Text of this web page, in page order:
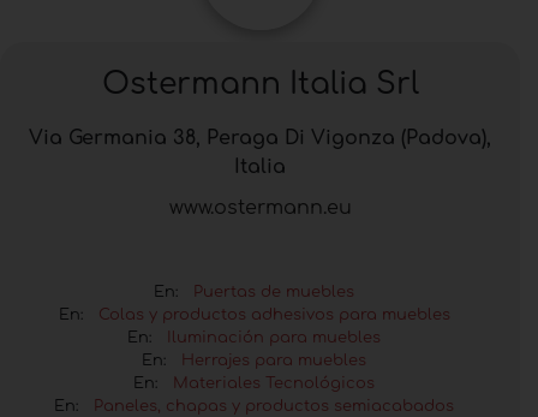
Ostermann Italia Srl
Via Germania 38, Peraga Di Vigonza (Padova),
Italia
www.ostermann.eu
En:
Puertas de muebles
En:
Colas y productos adhesivos para muebles
En:
Iluminación para muebles
En:
Herrajes para muebles
En:
Materiales Tecnológicos
En:
Paneles, chapas y productos semiacabados